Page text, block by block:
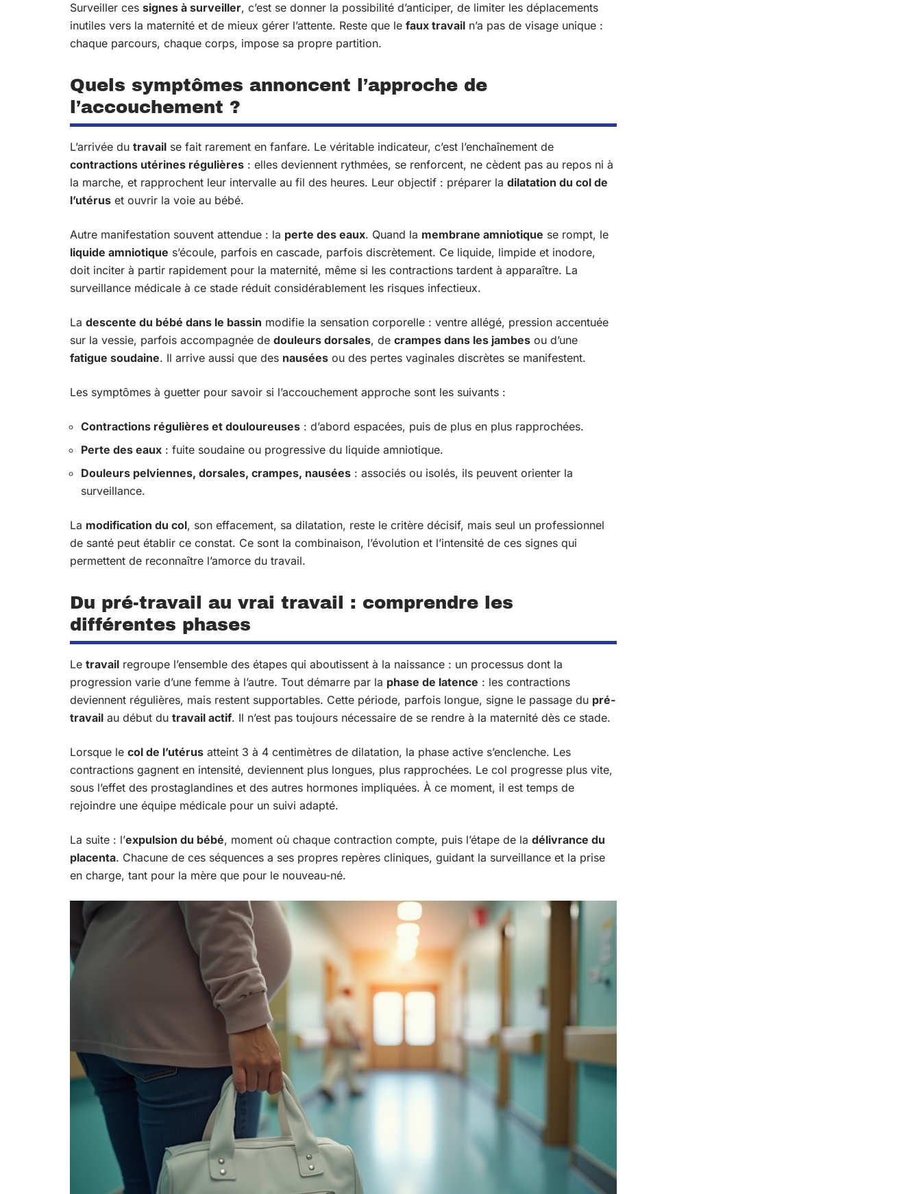
Surveiller ces signes à surveiller, c’est se donner la possibilité d’anticiper, de limiter les déplacements
inutiles vers la maternité et de mieux gérer l’attente. Reste que le faux travail n’a pas de visage unique :
chaque parcours, chaque corps, impose sa propre partition.
Quels symptômes annoncent l’approche de
l’accouchement ?
L’arrivée du travail se fait rarement en fanfare. Le véritable indicateur, c’est l’enchaînement de
contractions utérines régulières : elles deviennent rythmées, se renforcent, ne cèdent pas au repos ni à
la marche, et rapprochent leur intervalle au fil des heures. Leur objectif : préparer la dilatation du col de
l’utérus et ouvrir la voie au bébé.
Autre manifestation souvent attendue : la perte des eaux. Quand la membrane amniotique se rompt, le
liquide amniotique s’écoule, parfois en cascade, parfois discrètement. Ce liquide, limpide et inodore,
doit inciter à partir rapidement pour la maternité, même si les contractions tardent à apparaître. La
surveillance médicale à ce stade réduit considérablement les risques infectieux.
La descente du bébé dans le bassin modifie la sensation corporelle : ventre allégé, pression accentuée
sur la vessie, parfois accompagnée de douleurs dorsales, de crampes dans les jambes ou d’une
fatigue soudaine. Il arrive aussi que des nausées ou des pertes vaginales discrètes se manifestent.
Les symptômes à guetter pour savoir si l’accouchement approche sont les suivants :
Contractions régulières et douloureuses : d’abord espacées, puis de plus en plus rapprochées.
Perte des eaux : fuite soudaine ou progressive du liquide amniotique.
Douleurs pelviennes, dorsales, crampes, nausées : associés ou isolés, ils peuvent orienter la
surveillance.
La modification du col, son effacement, sa dilatation, reste le critère décisif, mais seul un professionnel
de santé peut établir ce constat. Ce sont la combinaison, l’évolution et l’intensité de ces signes qui
permettent de reconnaître l’amorce du travail.
Du pré-travail au vrai travail : comprendre les
différentes phases
Le travail regroupe l’ensemble des étapes qui aboutissent à la naissance : un processus dont la
progression varie d’une femme à l’autre. Tout démarre par la phase de latence : les contractions
deviennent régulières, mais restent supportables. Cette période, parfois longue, signe le passage du pré-
travail au début du travail actif. Il n’est pas toujours nécessaire de se rendre à la maternité dès ce stade.
Lorsque le col de l’utérus atteint 3 à 4 centimètres de dilatation, la phase active s’enclenche. Les
contractions gagnent en intensité, deviennent plus longues, plus rapprochées. Le col progresse plus vite,
sous l’effet des prostaglandines et des autres hormones impliquées. À ce moment, il est temps de
rejoindre une équipe médicale pour un suivi adapté.
La suite : l’expulsion du bébé, moment où chaque contraction compte, puis l’étape de la délivrance du
placenta. Chacune de ces séquences a ses propres repères cliniques, guidant la surveillance et la prise
en charge, tant pour la mère que pour le nouveau-né.